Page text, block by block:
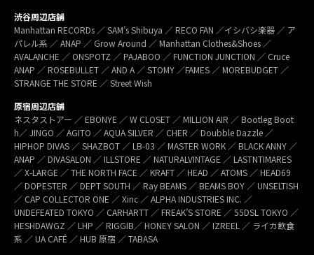
渋谷周辺店舗
Manhattan RECORDs ／ SAM’s Shibuya ／ RECO FAN ／イシバシ楽器 ／ ア
パレル系 ／ ANAP ／ Grow Around ／ Manhattan Clothes&Shoes ／
AVALANCHE ／ ONSPOTZ ／ PAJABOO ／ FUNCTION JUNCTION ／ Cruce
ANAP ／ ROSEBULLET ／ AND A ／ STOMY ／FAMES ／ MOREBUDGET ／
STRANGE THE STORE ／ Street Wish
原宿周辺店舗
ネスタストアー ／ EBONYE ／ W CLOSET ／ MILLION AIR ／ Bootleg Boot
h／ JINGO ／ AGITO ／ AQUA SILVER ／ CHER ／ Doubble Dazzle ／
HIPHOP DIVAS ／ SHAZBOT ／ LB-03 ／ MASTER WORK ／ BLACK ANNY ／
ANAP ／ DIVASALON ／ ILLSTORE ／ NATURALVINTAGE ／ LASTNTIMARES
／ X-LARGE ／ THE NORTH FACE ／ KRAFT ／ HEAD ／ ATOMS ／ HEAD69
／ DOPESTER ／ DEPT SOUTH ／ Ray BEAMS ／ BEAMS BOY ／ UNSELTISH
／ CAP COLLECTOR ONE ／ Xinc ／ ALPHA INDUSTRIES INC. ／
UNDEFEATED TOKYO ／ CARHARTT ／ FREAK’S STORE ／ 55DSL TOKYO ／
HESHDAWGZ ／ LHP ／ RIGGIB／ HONEY SALON ／ IZREEL ／ ライカ飲食
系 ／ UA CAFÉ ／ HUB 原宿 ／ TABASA